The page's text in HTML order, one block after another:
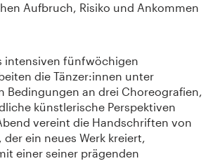
Aufbruch, Risiko und Ankommen
intensiven fünfwöchigen
die Tänzer:innen unter
Bedingungen an drei Choreografien,
künstlerische Perspektiven
vereint die Handschriften von
der ein neues Werk kreiert,
einer seiner prägenden